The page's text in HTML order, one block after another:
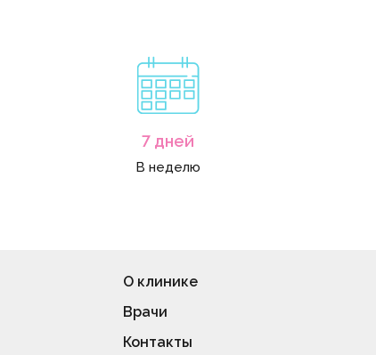
7 дней
В неделю
О клинике
Врачи
Контакты